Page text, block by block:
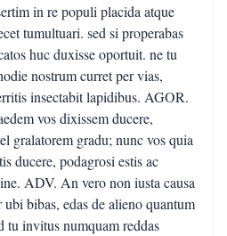
in re populi placida atque
tumultuari. sed si properabas
huc duxisse oportuit. ne tu
nostrum curret per vias,
insectabit lapidibus. AGOR.
vos dixissem ducere,
gralatorem gradu; nunc vos quia
ducere, podagrosi estis ac
ADV. An vero non iusta causa
bibas, edas de alieno quantum
tu invitus numquam reddas